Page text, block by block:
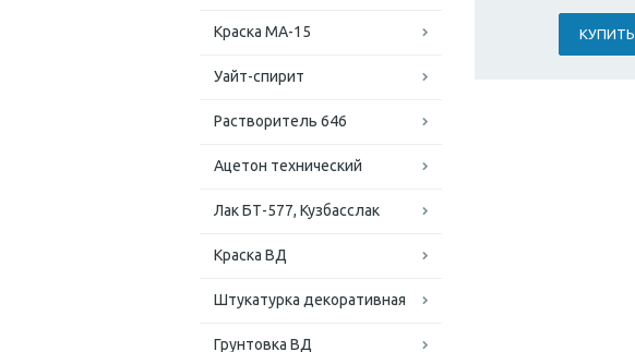
Краска МА-15
Уайт-спирит
Растворитель 646
Ацетон технический
Лак БТ-577, Кузбасслак
Краска ВД
Штукатурка декоративная
Грунтовка ВД
КУПИТЬ